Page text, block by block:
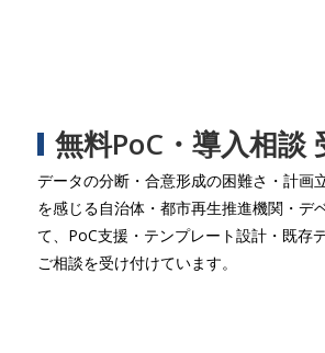
無料PoC・導入相談
データの分断・合意形成の困難さ・計画
を感じる自治体・都市再生推進機関・デ
て、PoC支援・テンプレート設計・既存
ご相談を受け付けています。